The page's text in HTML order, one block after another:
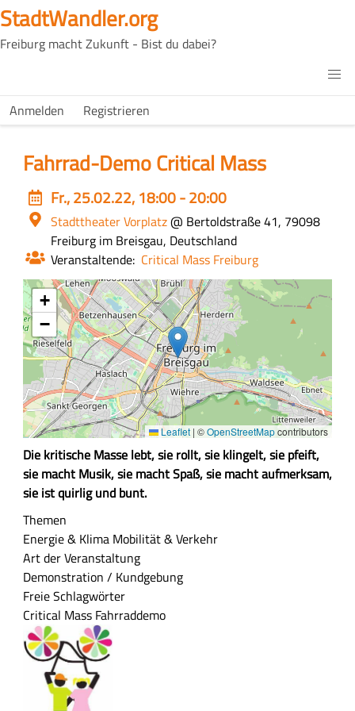
Direkt
zum
Inhalt
StadtWandler.org
Freiburg macht Zukunft - Bist du dabei?
Main
H4C
USER
Anmelden Registrieren
Fahrrad-Demo Critical Mass
Event
date
Fr., 25.02.22, 18:00 - 20:00
Ort
Stadttheater Vorplatz@ Bertoldstraße 41, 79098
Freiburg im Breisgau, Deutschland
Veranstaltende Critical Mass Freiburg
+
−
Leaflet | ©OpenStreetMapcontributors
Z
u
s
a
m
m
e
n
f
a
s
Die kritische Masse lebt, sie rollt, sie klingelt, sie pfeift,
sie macht Musik, sie macht Spaß, sie macht aufmerksam,
sie ist quirlig und bunt.
Themen
Energie & Klima Mobilität & Verkehr
Art der Veranstaltung
Demonstration / Kundgebung
Freie Schlagwörter
Critical Mass Fahrraddemo